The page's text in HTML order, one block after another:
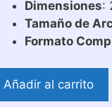
Dimensiones:
Tamaño de
Formato
Añadir al carrito